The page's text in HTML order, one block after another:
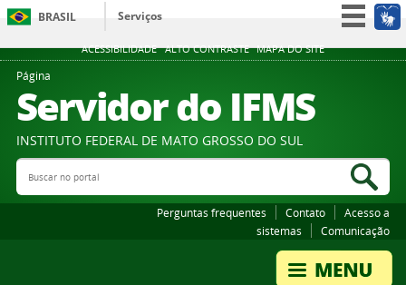
ACESSIBILIDADE ALTO CONTRASTE MAPA DO SITE
BRASIL
Serviços
Participe
Legislação
Canais
Página
Servidor do IFMS
INSTITUTO FEDERAL DE MATO GROSSO DO SUL
Buscar no portal
Perguntas frequentes Contato
Acesso a
sistemas
Comunicação